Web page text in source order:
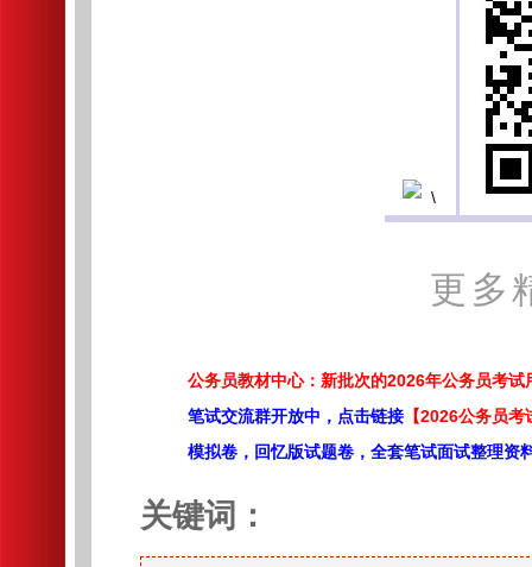
更多
公务员教材中心：新批次的2026年公务员考试
笔试交流群开放中，点击链接 【2026公务员
模拟卷，回忆版试题卷，全套笔试面试整理资
关键词：